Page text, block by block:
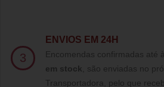
3
ENVIOS EM 24H
Encomendas confirmadas até
em stock , são enviadas no
Transportadora, pelo que